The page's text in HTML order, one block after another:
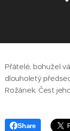
Přátelé, bohužel
dlouholetý
Rožánek. Čest
Share